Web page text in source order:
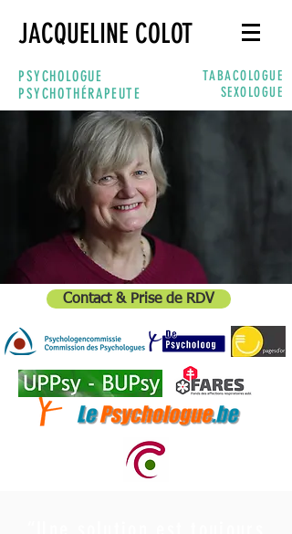
JACQUELINE COLOT
PSYCHOLOGUE
PSYCHOTHÉRAPEUTE
TABACOLOGUE
SEXOLOGUE
Contact & Prise de RDV